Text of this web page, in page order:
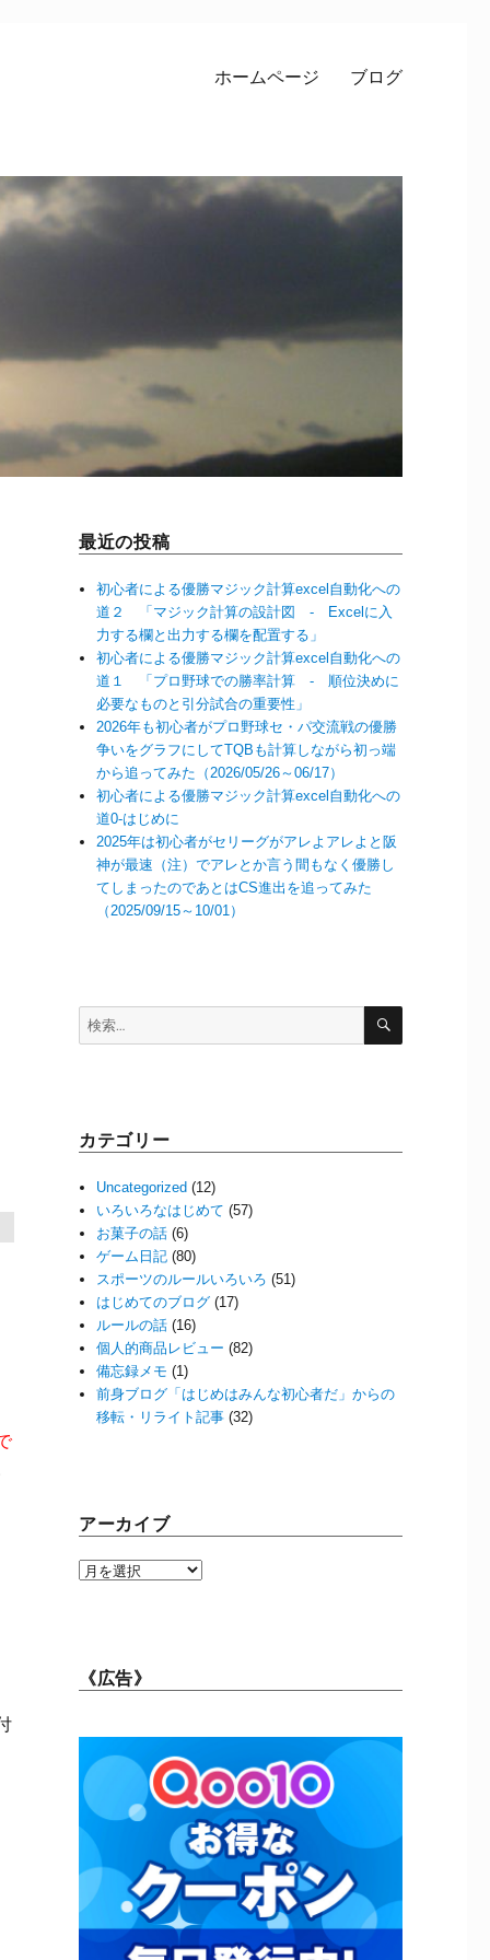
ホームページ ブログ
最近の投稿
初心者による優勝マジック計算excel自動化への
道２ 「マジック計算の設計図 - Excelに入
力する欄と出力する欄を配置する」
初心者による優勝マジック計算excel自動化への
道１ 「プロ野球での勝率計算 - 順位決めに
必要なものと引分試合の重要性」
2026年も初心者がプロ野球セ・パ交流戦の優勝
争いをグラフにしてTQBも計算しながら初っ端
から追ってみた（2026/05/26～06/17）
初心者による優勝マジック計算excel自動化への
道0-はじめに
2025年は初心者がセリーグがアレよアレよと阪
神が最速（注）でアレとか言う間もなく優勝し
てしまったのであとはCS進出を追ってみた
（2025/09/15～10/01）
検
索:
検
カテゴリー
Uncategorized (12)
いろいろなはじめて (57)
お菓子の話 (6)
ゲーム日記 (80)
スポーツのルールいろいろ (51)
はじめてのブログ (17)
ルールの話 (16)
個人的商品レビュー (82)
備忘録メモ (1)
前身ブログ「はじめはみんな初心者だ」からの
移転・リライト記事 (32)
アーカイブ
ア
《広告》